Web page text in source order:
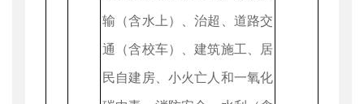
输（含水上）、治超、道路交
通（含校车）、建筑施工、居
民自建房、小火亡人和一氧化